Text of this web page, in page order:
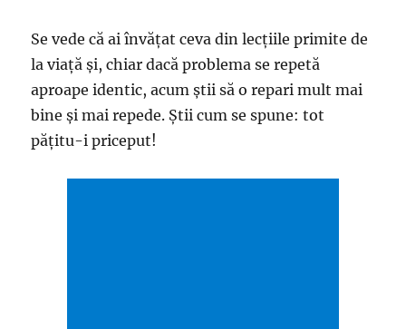
Se vede că ai învăţat ceva din lecţiile primite de
la viaţă şi, chiar dacă problema se repetă
aproape identic, acum ştii să o repari mult mai
bine şi mai repede. Ştii cum se spune: tot
păţitu-i priceput!